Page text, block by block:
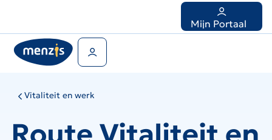
snelle
navigatie
Mijn Portaal
Vitaliteit en werk